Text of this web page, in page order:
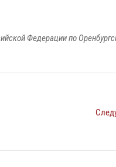
Федерации по